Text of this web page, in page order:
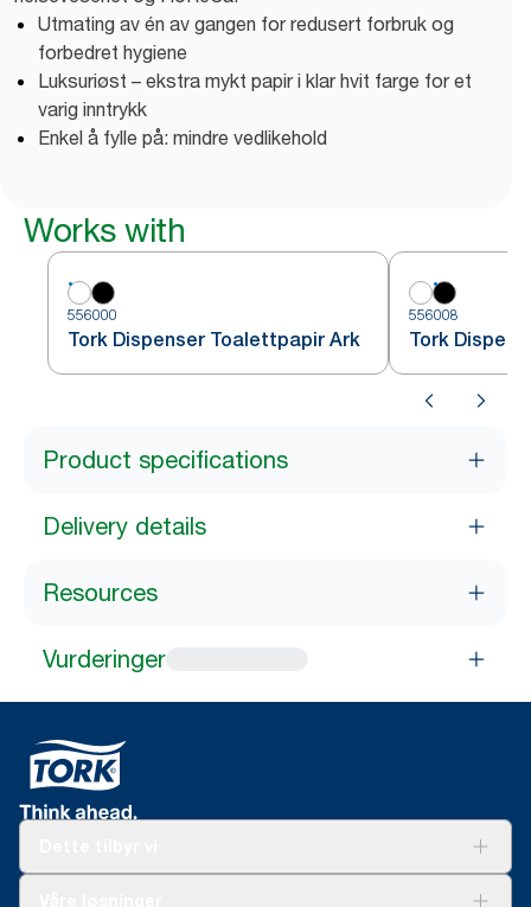
Utmating av én av gangen for redusert forbruk og
forbedret hygiene
Luksuriøst – ekstra mykt papir i klar hvit farge for et
varig inntrykk
Enkel å fylle på: mindre vedlikehold
Works with
556000
Tork Dispenser Toalettpapir Ark
556008
Tork
Product specifications
Delivery details
Resources
Vurderinger